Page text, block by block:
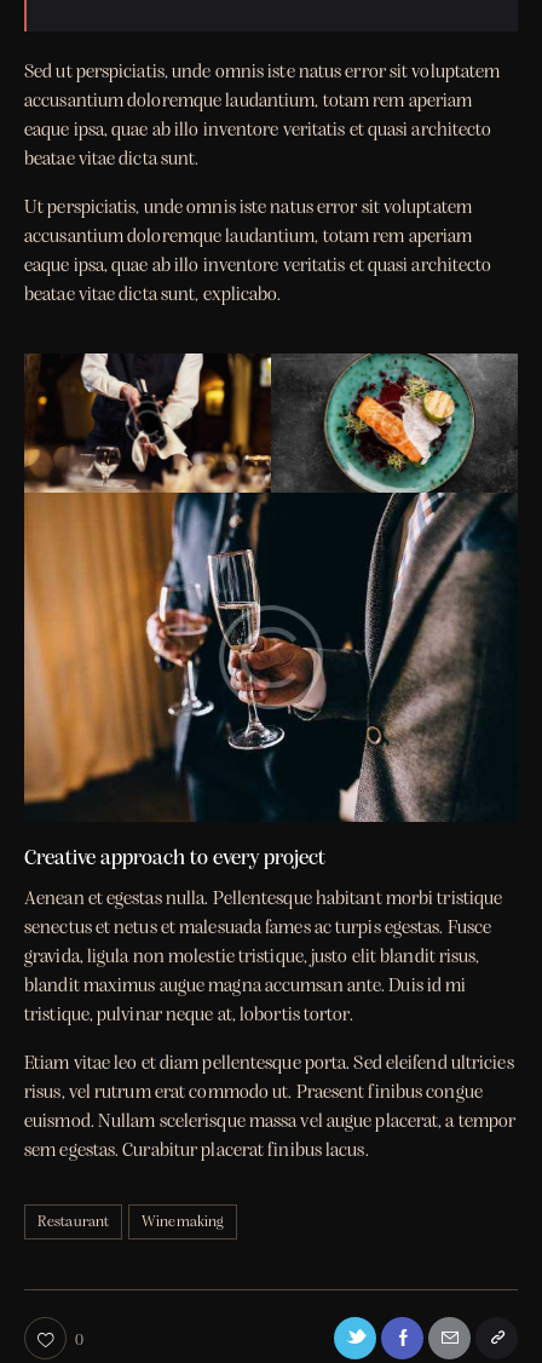
Sed ut perspiciatis, unde omnis iste natus error sit voluptatem
accusantium doloremque laudantium, totam rem aperiam
eaque ipsa, quae ab illo inventore veritatis et quasi architecto
beatae vitae dicta sunt.
Ut perspiciatis, unde omnis iste natus error sit voluptatem
accusantium doloremque laudantium, totam rem aperiam
eaque ipsa, quae ab illo inventore veritatis et quasi architecto
beatae vitae dicta sunt, explicabo.
Creative approach to every project
Aenean et egestas nulla. Pellentesque habitant morbi tristique
senectus et netus et malesuada fames ac turpis egestas. Fusce
gravida, ligula non molestie tristique, justo elit blandit risus,
blandit maximus augue magna accumsan ante. Duis id mi
tristique, pulvinar neque at, lobortis tortor.
Etiam vitae leo et diam pellentesque porta. Sed eleifend ultricies
risus, vel rutrum erat commodo ut. Praesent finibus congue
euismod. Nullam scelerisque massa vel augue placerat, a tempor
sem egestas. Curabitur placerat finibus lacus.
Restaurant Winemaking
0